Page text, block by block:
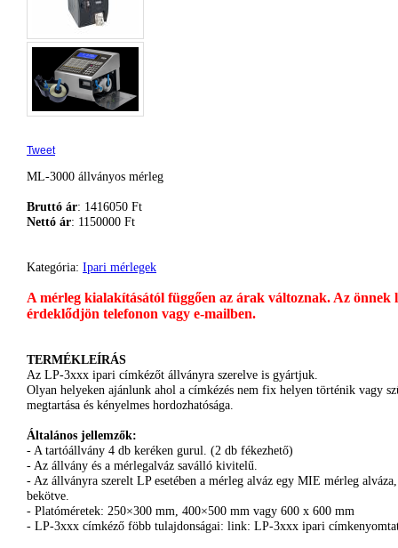
Tweet
ML-3000 állványos mérleg
Bruttó ár: 1416050 Ft
Nettó ár: 1150000 Ft
Kategória: Ipari mérlegek
A mérleg kialakításától függően az árak változnak. Az önnek
érdeklődjön telefonon vagy e-mailben.
TERMÉKLEÍRÁS
Az LP-3xxx ipari címkézőt állványra szerelve is gyártjuk.
Olyan helyeken ajánlunk ahol a címkézés nem fix helyen történik vagy
megtartása és kényelmes hordozhatósága.
Általános jellemzők:
- A tartóállvány 4 db keréken gurul. (2 db fékezhető)
- Az állvány és a mérlegalváz saválló kivitelű.
- Az állványra szerelt LP esetében a mérleg alváz egy MIE mérleg
bekötve.
- Platóméretek: 250×300 mm, 400×500 mm vagy 600 x 600 mm
- LP-3xxx címkéző föbb tulajdonságai: link: LP-3xxx ipari